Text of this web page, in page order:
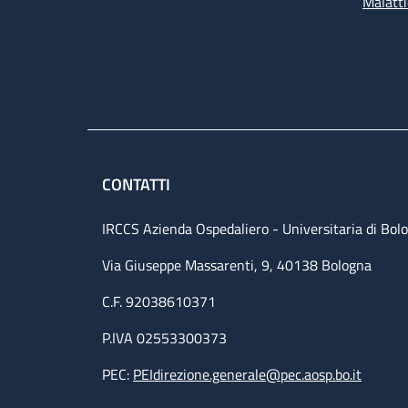
CONTATTI
IRCCS Azienda Ospedaliero - Universitaria di
Via Giuseppe Massarenti, 9, 40138 Bologna
C.F. 92038610371
P.IVA 02553300373
PEC: PEIdirezione.generale@pec.aosp.bo.it